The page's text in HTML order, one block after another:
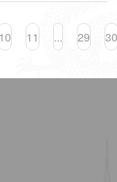
10 11 ... 29 30